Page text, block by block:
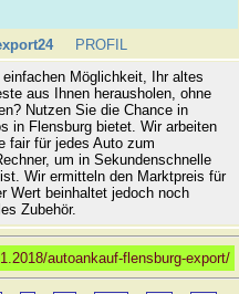
PROFIL
Möglichkeit, Ihr altes
aus Ihnen herausholen, ohne
Nutzen Sie die Chance in
in Flensburg bietet. Wir arbeiten
fair für jedes Auto zum
um in Sekundenschnelle
Wir ermitteln den Marktpreis für
Wert beinhaltet jedoch noch
Zubehör.
autoankauf-flensburg-export/